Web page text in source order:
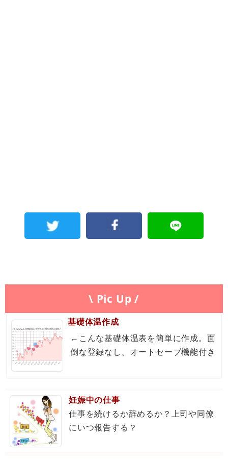
\ Pic Up /
基礎体温作成
←こんな基礎体温表を簡単に作成。面
倒な登録なし。オートセーブ機能付き
妊娠中の仕事
仕事を続けるか辞めるか？上司や同僚
にいつ報告する？